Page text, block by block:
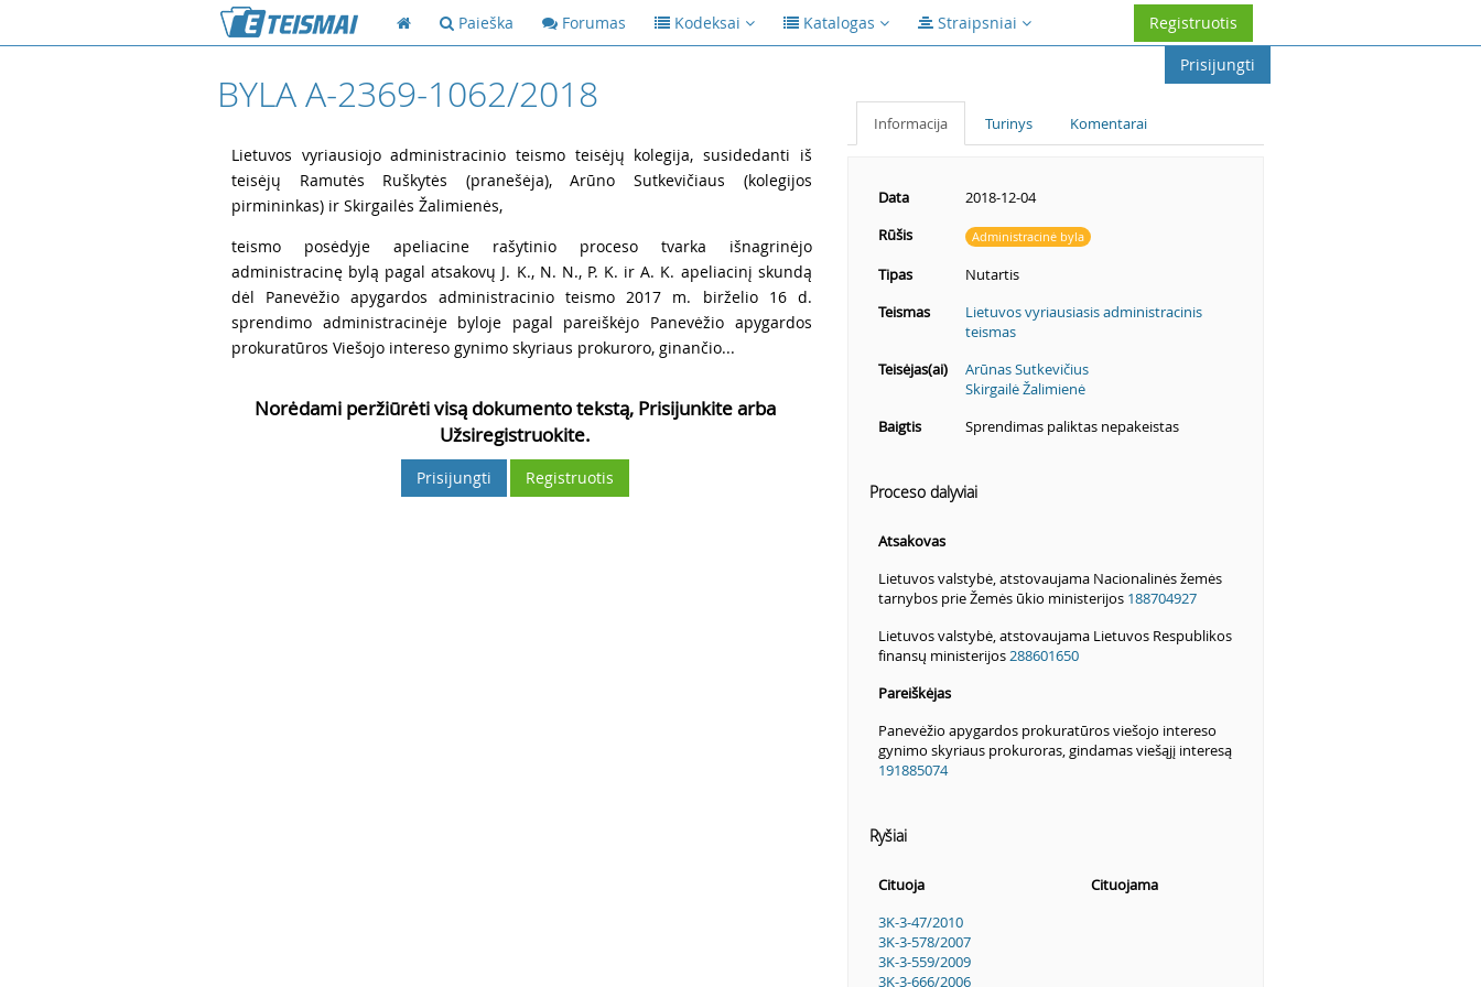
Paieška Forumas Kodeksai Katalogas Straipsniai
Registruotis
Prisijungti
BYLA A-2369-1062/2018
Lietuvos vyriausiojo administracinio teismo teisėjų kolegija, susidedanti iš
teisėjų Ramutės Ruškytės (pranešėja), Arūno Sutkevičiaus (kolegijos
pirmininkas) ir Skirgailės Žalimienės,
teismo posėdyje apeliacine rašytinio proceso tvarka išnagrinėjo
administracinę bylą pagal atsakovų J. K., N. N., P. K. ir A. K. apeliacinį skundą
dėl Panevėžio apygardos administracinio teismo 2017 m. birželio 16 d.
sprendimo administracinėje byloje pagal pareiškėjo Panevėžio apygardos
prokuratūros Viešojo intereso gynimo skyriaus prokuroro, ginančio...
Norėdami peržiūrėti visą dokumento tekstą, Prisijunkite arba
Užsiregistruokite.
Prisijungti Registruotis
Informacija Turinys Komentarai
Data
2018-12-04
Rūšis
Administracinė byla
Tipas
Nutartis
Teismas
Lietuvos vyriausiasis administracinis
teismas
Teisėjas(ai)
Arūnas Sutkevičius
Skirgailė Žalimienė
Baigtis
Sprendimas paliktas nepakeistas
Proceso dalyviai
Atsakovas
Lietuvos valstybė, atstovaujama Nacionalinės žemės
tarnybos prie Žemės ūkio ministerijos 188704927
Lietuvos valstybė, atstovaujama Lietuvos Respublikos
finansų ministerijos288601650
Pareiškėjas
Panevėžio apygardos prokuratūros viešojo intereso
gynimo skyriaus prokuroras, gindamas viešąjį interesą
191885074
Ryšiai
Cituoja
Cituojama
3K-3-47/2010
3K-3-578/2007
3K-3-559/2009
3K-3-666/2006